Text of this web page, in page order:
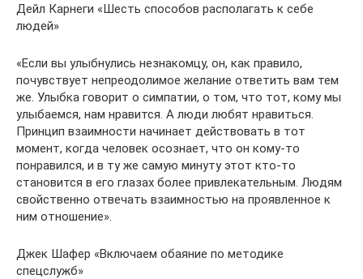
Дейл Карнеги «Шесть способов располагать к себе
людей»
«Если вы улыбнулись незнакомцу, он, как правило,
почувствует непреодолимое желание ответить вам тем
же. Улыбка говорит о симпатии, о том, что тот, кому мы
улыбаемся, нам нравится. А люди любят нравиться.
Принцип взаимности начинает действовать в тот
момент, когда человек осознает, что он кому-то
понравился, и в ту же самую минуту этот кто-то
становится в его глазах более привлекательным. Людям
свойственно отвечать взаимностью на проявленное к
ним отношение».
Джек Шафер «Включаем обаяние по методике
спецслужб»